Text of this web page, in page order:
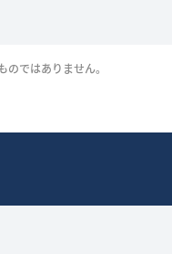
ではありません。